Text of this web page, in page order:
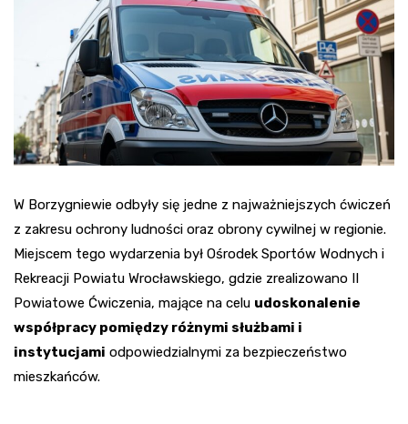
W Borzygniewie odbyły się jedne z najważniejszych ćwiczeń
z zakresu ochrony ludności oraz obrony cywilnej w regionie.
Miejscem tego wydarzenia był Ośrodek Sportów Wodnych i
Rekreacji Powiatu Wrocławskiego, gdzie zrealizowano II
Powiatowe Ćwiczenia, mające na celu udoskonalenie
współpracy pomiędzy różnymi służbami i
instytucjami odpowiedzialnymi za bezpieczeństwo
mieszkańców.